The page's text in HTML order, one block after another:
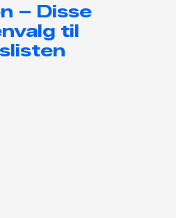
– Disse
til